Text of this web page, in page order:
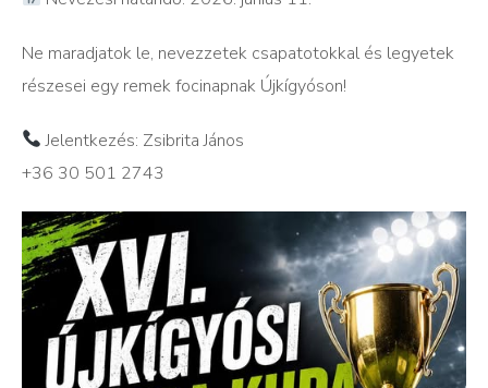
Ne maradjatok le, nevezzetek csapatotokkal és legyetek
részesei egy remek focinapnak Újkígyóson!
Jelentkezés: Zsibrita János
+36 30 501 2743